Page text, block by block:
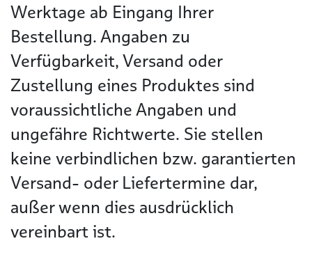
Werktage ab Eingang Ihrer
Bestellung. Angaben zu
Verfügbarkeit, Versand oder
Zustellung eines Produktes sind
voraussichtliche Angaben und
ungefähre Richtwerte. Sie stellen
keine verbindlichen bzw. garantierten
Versand- oder Liefertermine dar,
außer wenn dies ausdrücklich
vereinbart ist.